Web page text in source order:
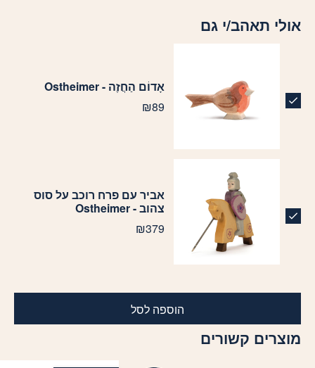
אולי תאהב/י גם
אָדוֹם הַחֲזֶה - Ostheimer
₪89
אביר עם פרח רוכב על סוס
צהוב - Ostheimer
₪379
הוספה לסל
מוצרים קשורים